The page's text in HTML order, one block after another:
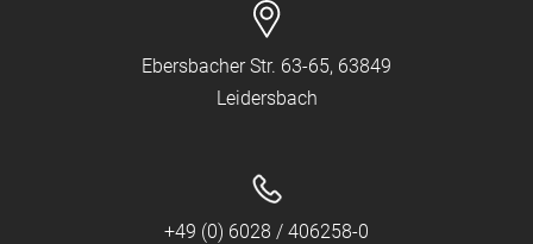
Ebersbacher Str. 63-65, 63849
Leidersbach
+49 (0) 6028 / 406258-0